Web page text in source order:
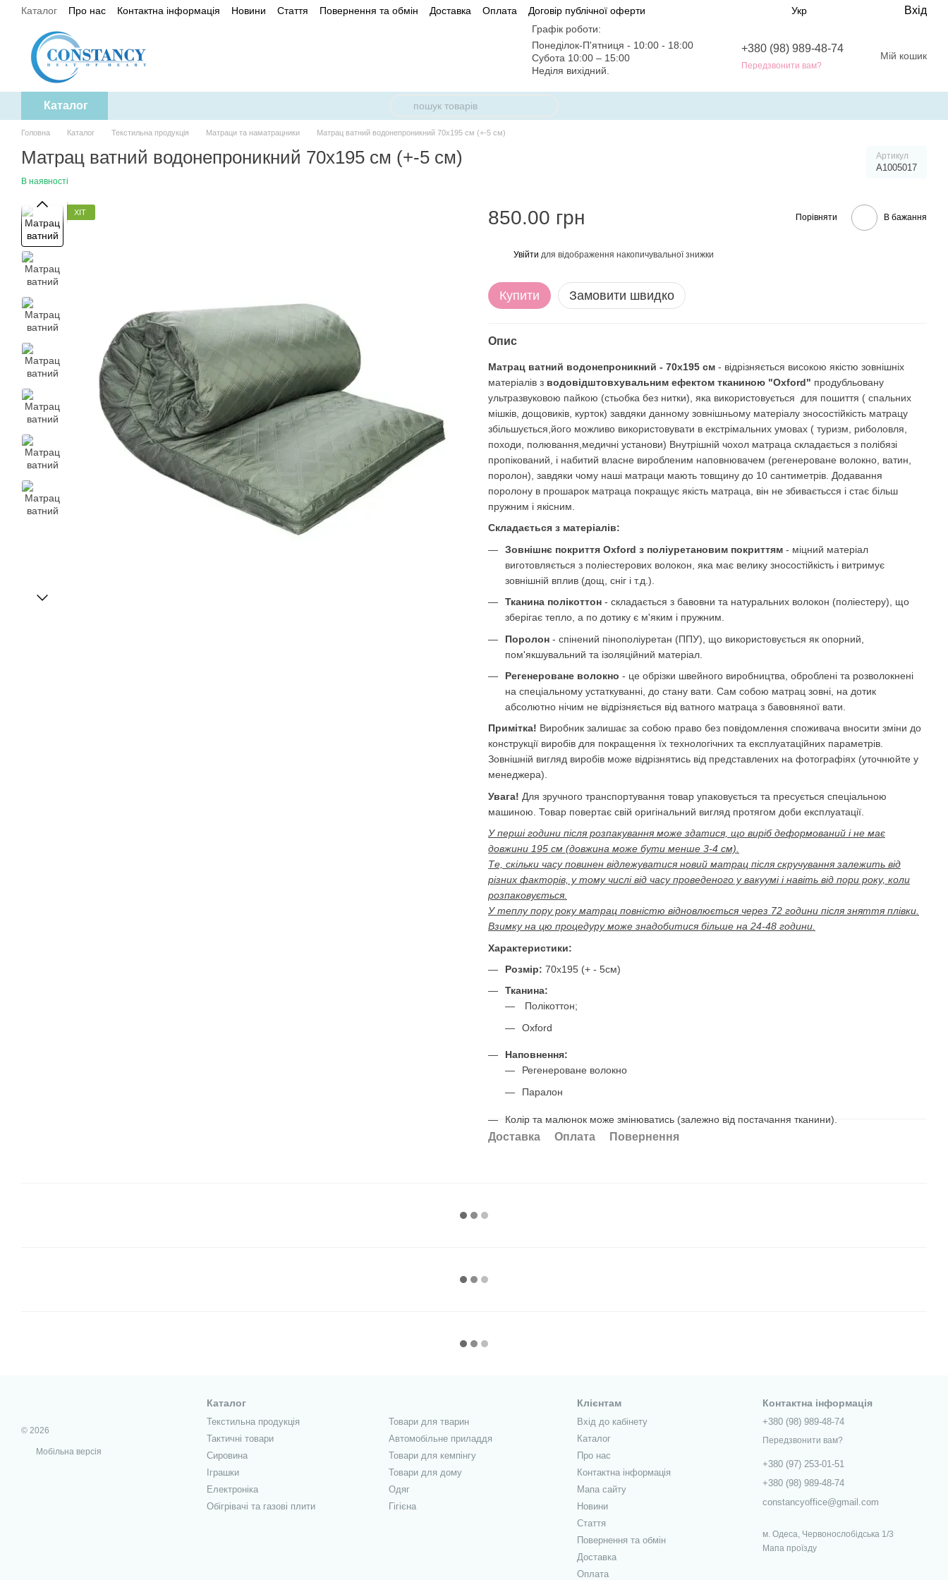
Перейти до основного контенту
Каталог Про нас Контактна інформація Новини Стаття Повернення та обмін Доставка Оплата
Договір публічної оферти
Укр Вхід
Графік роботи:
Понеділок-П'ятниця - 10:00 - 18:00
Субота 10:00 – 15:00
Неділя вихідний.
+380 (98) 989-48-74
Передзвонити вам?
Мій кошик
Каталог
Головна Каталог Текстильна продукція Матраци та наматрацники Матрац ватний водонепроникний 70х195 см (+-5 см)
Матрац ватний водонепроникний 70х195 см (+-5 см) Артикул
A1005017
В наявності
ХІТ 850.00 грн Порівняти В бажання
Увійти для відображення накопичувальної знижки
Купити Замовити швидко
Опис
Матрац ватний водонепроникний - 70х195 см - відрізняється високою якістю зовнішніх
матеріалів з водовідштовхувальним ефектом тканиною "Oxford" продубльовану
ультразвуковою пайкою (стьобка без нитки), яка використовується для пошиття ( спальних
мішків, дощовиків, курток) завдяки данному зовнішньому матеріалу зносостійкість матрацу
збільшується,його можливо використовувати в екстрімальних умовах ( туризм, риболовля,
походи, полювання,медичні установи) Внутрішній чохол матраца складається з полібязі
пропікований, і набитий власне виробленим наповнювачем (регенероване волокно, ватин,
поролон), завдяки чому наші матраци мають товщину до 10 сантиметрів. Додавання
поролону в прошарок матраца покращує якість матраца, він не збиваєтьсся і стає більш
пружним і якісним.
Складається з матеріалів:
Зовнішнє покриття Oxford з поліуретановим покриттям - міцний матеріал
виготовляється з поліестерових волокон, яка має велику зносостійкість і витримує
зовнішній вплив (дощ, сніг і т.д.).
Тканина полікоттон - складається з бавовни та натуральних волокон (поліестеру), що
зберігає тепло, а по дотику є м'яким і пружним.
Поролон - спінений пінополіуретан (ППУ), що використовується як опорний,
пом'якшувальний та ізоляційний матеріал.
Регенероване волокно - це обрізки швейного виробництва, оброблені та розволокнені
на спеціальному устаткуванні, до стану вати. Сам собою матрац зовні, на дотик
абсолютно нічим не відрізняється від ватного матраца з бавовняної вати.
Примітка! Виробник залишає за собою право без повідомлення споживача вносити зміни до
конструкції виробів для покращення їх технологічних та експлуатаційних параметрів.
Зовнішній вигляд виробів може відрізнятись від представлених на фотографіях (уточнюйте у
менеджера).
Увага! Для зручного транспортування товар упаковується та пресується спеціальною
машиною. Товар повертає свій оригінальний вигляд протягом доби експлуатації.
У перші години після розпакування може здатися, що виріб деформований і не має
довжини 195 см (довжина може бути менше 3-4 см).
Те, скільки часу повинен відлежуватися новий матрац після скручування залежить від
різних факторів, у тому числі від часу проведеного у вакуумі і навіть від пори року, коли
розпаковується.
У теплу пору року матрац повністю відновлюється через 72 години після зняття плівки.
Взимку на цю процедуру може знадобитися більше на 24-48 години.
Характеристики:
Розмір: 70х195 (+ - 5см)
Тканина:
​​ Полікоттон;
Oxford
Наповнення:
Регенероване волокно
Паралон
Колір та малюнок може змінюватись (залежно від постачання тканини).
Доставка Оплата Повернення
© 2026
Мобільна версія
Каталог
Текстильна продукція
Тактичні товари
Сировина
Іграшки
Електроніка
Обігрівачі та газові плити
Товари для тварин
Автомобільне приладдя
Товари для кемпінгу
Товари для дому
Одяг
Гігієна
Клієнтам
Вхід до кабінету
Каталог
Про нас
Контактна інформація
Мапа сайту
Новини
Стаття
Повернення та обмін
Доставка
Оплата
Контактна інформація
+380 (98) 989-48-74
Передзвонити вам?
+380 (97) 253-01-51
+380 (98) 989-48-74
constancyoffice@gmail.com
м. Одеса, Червонослобідська 1/3
Мапа проїзду